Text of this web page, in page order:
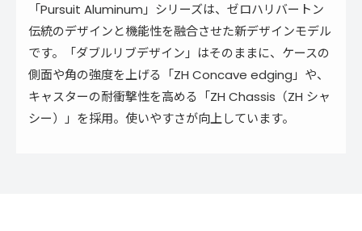
「Pursuit Aluminum」シリーズは、ゼロハリバートン
伝統のデザインと機能性を融合させた新デザインモデル
です。「ダブルリブデザイン」はそのままに、ケースの
側面や角の強度を上げる「ZH Concave edging」や、
キャスターの耐衝撃性を高める「ZH Chassis（ZH シャ
シー）」を採用。使いやすさが向上しています。